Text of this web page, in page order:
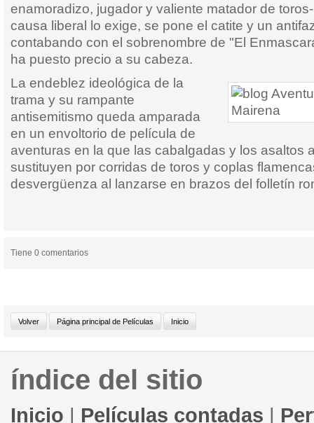
enamoradizo, jugador y valiente matador de
causa liberal lo exige, se pone el catite y un
contabando con el sobrenombre de "El
ha puesto precio a su cabeza.
La endeblez ideológica de la
trama y su rampante
antisemitismo queda amparada
en un envoltorio de película de
aventuras en la que las cabalgadas y los asaltos
sustituyen por corridas de toros y coplas
desvergüenza al lanzarse en brazos del folletín
Tiene 0 comentarios
índice del sitio
Inicio | Películas contadas |